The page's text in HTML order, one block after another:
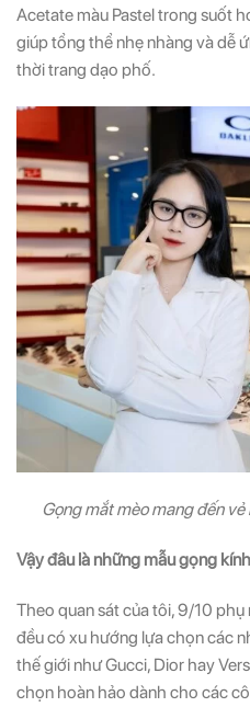
Acetate màu Pastel trong suốt
giúp tổng thể nhẹ nhàng và dễ
thời trang dạo phố.
Gọng mắt mèo mang đến
Vậy đâu là những mẫu gọng
Theo quan sát của tôi, 9/10
đều có xu hướng lựa chọn các
thế giới như Gucci, Dior hay
chọn hoàn hảo dành cho các